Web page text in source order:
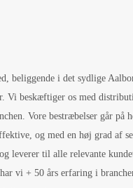
beliggende i det sydlige
Vi beskæftiger os med
Vore bestræbelser går på
og med en høj grad af
leverer til alle relevante
vi + 50 års erfaring i